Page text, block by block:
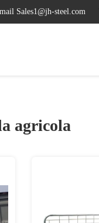
Sales1@jh-steel.com
agricola